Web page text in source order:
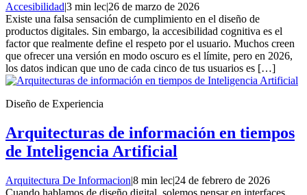
Accesibilidad|3 min lec|26 de marzo de 2026
Existe una falsa sensación de cumplimiento en el diseño de
productos digitales. Sin embargo, la accesibilidad cognitiva es el
factor que realmente define el respeto por el usuario. Muchos creen
que ofrecer una versión en modo oscuro es el límite, pero en 2026,
los datos indican que uno de cada cinco de tus usuarios es […]
Diseño de Experiencia
Arquitecturas de información en tiempos
de Inteligencia Artificial
Arquitectura De Informacion|8 min lec|24 de febrero de 2026
Cuando hablamos de diseño digital, solemos pensar en interfaces,